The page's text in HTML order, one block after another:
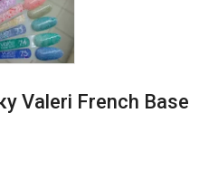
Valeri French Base